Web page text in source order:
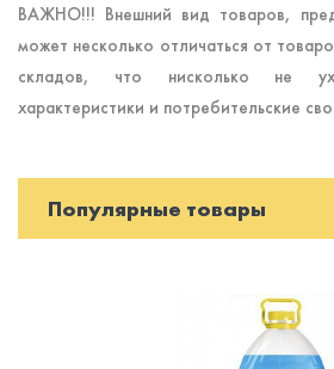
ВАЖНО!!! Внешний вид товаров,
может несколько отличаться от
складов, что нисколько не
характеристики и потребительские
Популярные товары